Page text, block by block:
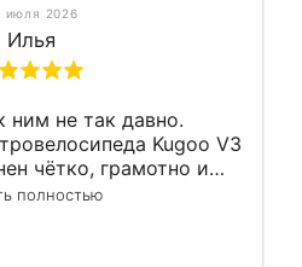
июля 2026
Илья
ним не так давно.
Kugoo V3
чётко, грамотно и
Всё сделано
полностью